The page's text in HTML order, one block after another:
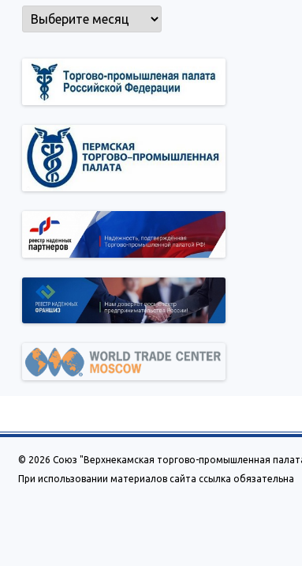
Архивы
© 2026 Союз "Верхнекамская торгово-промышленная
При использовании материалов сайта ссылка обязательна